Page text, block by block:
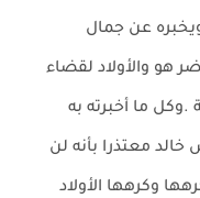
عن جمال
هو والأولاد لقضاء
ما أخبرته به
معتذرا بأنه لن
وكرهها الأولاد